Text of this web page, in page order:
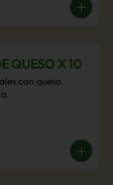
QUESO X 10
con queso